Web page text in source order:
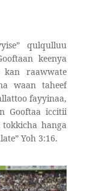
qulqulluu
keenya
raawwate
waan taheef
fayyinaa,
Gooftaa iccitii
hanga
Yoh 3:16.